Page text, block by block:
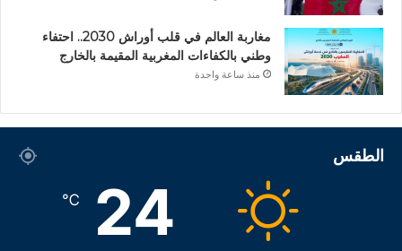
مغاربة العالم في قلب أوراش 2030.. احتفاء
وطني بالكفاءات المغربية المقيمة بالخارج
منذ ساعة واحدة
الطقس
24
℃